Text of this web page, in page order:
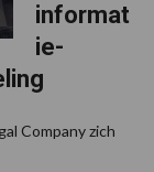
informat
ie-
Company zich